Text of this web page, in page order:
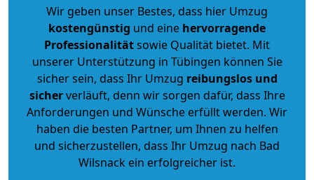
Wir geben unser Bestes, dass hier Umzug
kostengünstig und eine hervorragende
Professionalitätsowie Qualität bietet. Mit
unserer Unterstützung in Tübingen können Sie
sicher sein, dass Ihr Umzug reibungslos und
sicherverläuft, denn wir sorgen dafür, dass Ihre
Anforderungen und Wünsche erfüllt werden. Wir
haben die besten Partner, um Ihnen zu helfen
und sicherzustellen, dass Ihr Umzug nach Bad
Wilsnack ein erfolgreicher ist.